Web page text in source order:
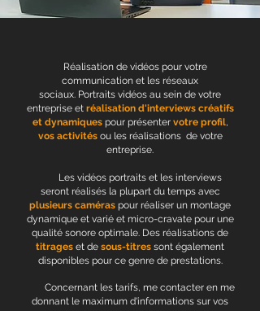
Réalisation de vidéos pour votre
communication et les réseaux
sociaux. Portraits vidéos au sein de votre
entreprise et réalisation d'interviews créatifs
et dynamiquespour présenter votre profil,
vos activitésou les réalisations de votre
entreprise.
Les vidéos portraits et les interviews
seront réalisés la plupart du temps avec
plusieurs caméras pour réaliser un montage
dynamique et varié et micro-cravate pour une
qualité sonore optimale. Des réalisations de
titrages et de sous-titres sont également
disponibles pour ce genre de prestations.
Concernant les tarifs, me contacter en me
donnant le maximum d'informations sur vos